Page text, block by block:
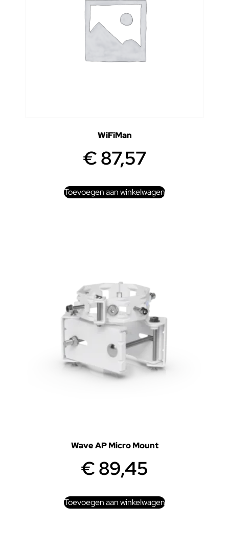
WiFiMan
€87,57
Toevoegen aan winkelwagen
Wave AP Micro Mount
€89,45
Toevoegen aan winkelwagen